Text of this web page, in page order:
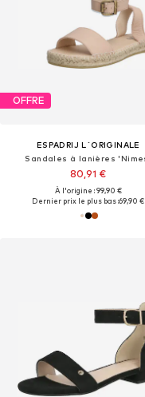
OFFRE
ESPADRIJ L´ORIGINALE
Sandales à lanières
80,91 €
À l'origine : 99,90 €
Dernier prix le plus bas :69,90 €